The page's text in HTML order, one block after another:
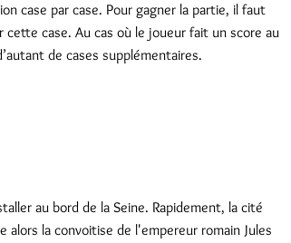
case par case. Pour gagner la partie, il faut
cette case. Au cas où le joueur fait un score au
de cases supplémentaires.
au bord de la Seine. Rapidement, la cité
la convoitise de l'empereur romain Jules